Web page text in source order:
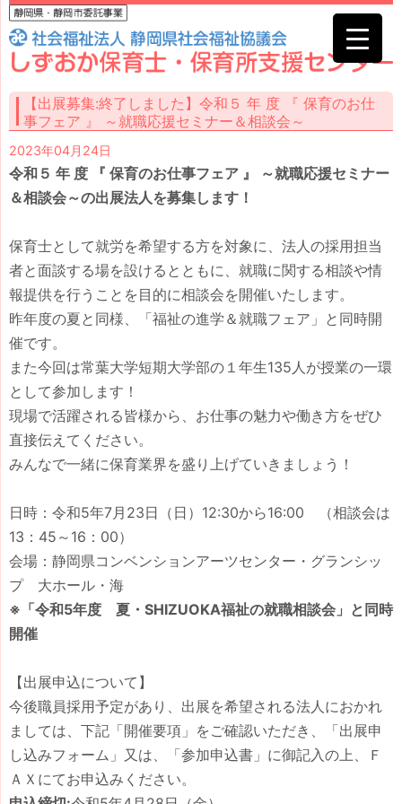
【出展募集:終了しました】令和５ 年 度 『 保育のお仕
事フェア 』 ～就職応援セミナー＆相談会～
2023年04月24日
令和５ 年 度 『 保育のお仕事フェア 』 ～就職応援セミナー
＆相談会～の出展法人を募集します！
保育士として就労を希望する方を対象に、法人の採用担当
者と面談する場を設けるとともに、就職に関する相談や情
報提供を行うことを目的に相談会を開催いたします。
昨年度の夏と同様、「福祉の進学＆就職フェア」と同時開
催です。
また今回は常葉大学短期大学部の１年生135人が授業の一環
として参加します！
現場で活躍される皆様から、お仕事の魅力や働き方をぜひ
直接伝えてください。
みんなで一緒に保育業界を盛り上げていきましょう！
日時：令和5年7月23日（日）12:30から16:00 （相談会は
13：45～16：00）
会場：静岡県コンベンションアーツセンター・グランシッ
プ 大ホール・海
※「令和5年度 夏・SHIZUOKA福祉の就職相談会」と同時
開催
【出展申込について】
今後職員採用予定があり、出展を希望される法人におかれ
ましては、下記「開催要項」をご確認いただき、「出展申
し込みフォーム」又は、「参加申込書」に御記入の上、Ｆ
ＡＸにてお申込みください。